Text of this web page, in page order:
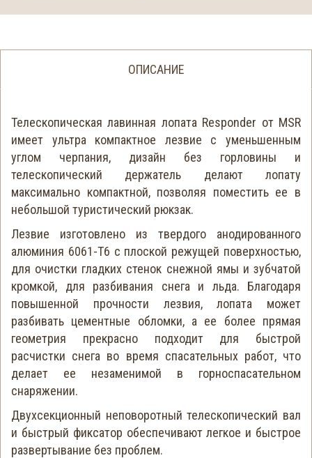
ОПИСАНИЕ
Телескопическая лавинная лопата Responder от MSR
имеет ультра компактное лезвие с уменьшенным
углом черпания, дизайн без горловины и
телескопический держатель делают лопату
максимально компактной, позволяя поместить ее в
небольшой туристический рюкзак.
Лезвие изготовлено из твердого анодированного
алюминия 6061-T6 с плоской режущей поверхностью,
для очистки гладких стенок снежной ямы и зубчатой
кромкой, для разбивания снега и льда. Благодаря
повышенной прочности лезвия, лопата может
разбивать цементные обломки, а ее более прямая
геометрия прекрасно подходит для быстрой
расчистки снега во время спасательных работ, что
делает ее незаменимой в горноспасательном
снаряжении.
Двухсекционный неповоротный телескопический вал
и быстрый фиксатор обеспечивают легкое и быстрое
развертывание без проблем.